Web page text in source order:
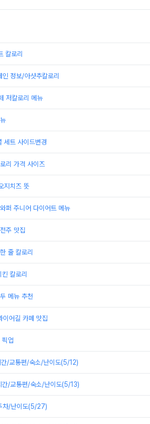
칼로리
정보/아샷추칼로리
저칼로리 메뉴
세트 사이드변경
리 가격 사이즈
지치즈 뜻
퍼 주니어 다이어트 메뉴
주 맛집
줄 칼로리
칼로리
메뉴 추천
이어길 카페 맛집
업
간/교통편/숙소/난이도(5/12)
간/교통편/숙소/난이도(5/13)
차/난이도(5/27)